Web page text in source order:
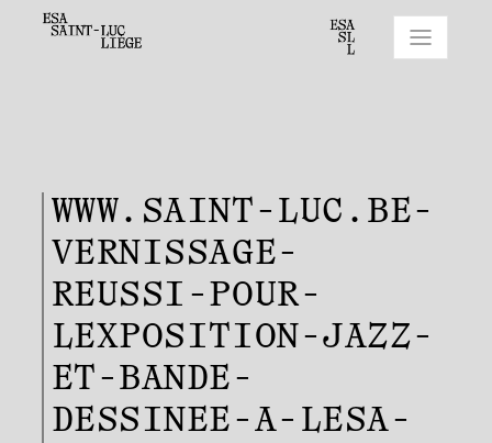
WWW.SAINT-LUC.BE-
VERNISSAGE-
REUSSI-POUR-
LEXPOSITION-JAZZ-
ET-BANDE-
DESSINEE-A-LESA-